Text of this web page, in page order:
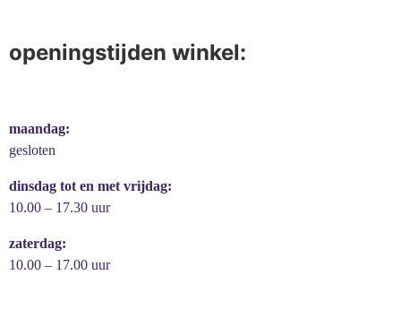
openingstijden winkel:
maandag:
gesloten
dinsdag tot en met vrijdag:
10.00 – 17.30 uur
zaterdag:
10.00 – 17.00 uur